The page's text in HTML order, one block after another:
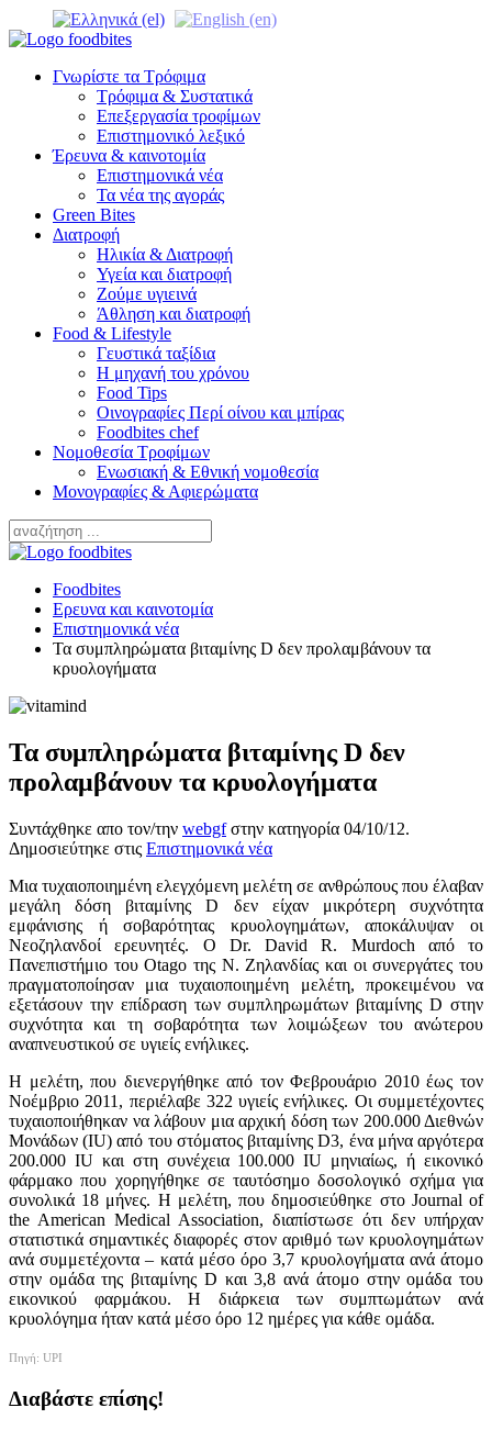
Γνωρίστε τα Τρόφιμα
Τρόφιμα & Συστατικά
Επεξεργασία τροφίμων
Επιστημονικό λεξικό
Έρευνα & καινοτομία
Επιστημονικά νέα
Τα νέα της αγοράς
Green Bites
Διατροφή
Ηλικία & Διατροφή
Υγεία και διατροφή
Ζούμε υγιεινά
Άθληση και διατροφή
Food & Lifestyle
Γευστικά ταξίδια
Η μηχανή του χρόνου
Food Tips
Οινογραφίες Περί οίνου και μπίρας
Foodbites chef
Νομοθεσία Τροφίμων
Ενωσιακή & Εθνική νομοθεσία
Μονογραφίες & Αφιερώματα
Foodbites
Ερευνα και καινοτομία
Επιστημονικά νέα
Τα συμπληρώματα βιταμίνης D δεν προλαμβάνουν τα
κρυολογήματα
Τα συμπληρώματα βιταμίνης D δεν
προλαμβάνουν τα κρυολογήματα
Συντάχθηκε απο τον/την webgfστην κατηγορία 04/10/12.
Δημοσιεύτηκε στις Επιστημονικά νέα
Μια τυχαιοποιημένη ελεγχόμενη μελέτη σε ανθρώπους που έλαβαν
μεγάλη δόση βιταμίνης D δεν είχαν μικρότερη συχνότητα
εμφάνισης ή σοβαρότητας κρυολογημάτων, αποκάλυψαν οι
Νεοζηλανδοί ερευνητές. Ο Dr. David R. Murdoch από το
Πανεπιστήμιο του Otago της Ν. Ζηλανδίας και οι συνεργάτες του
πραγματοποίησαν μια τυχαιοποιημένη μελέτη, προκειμένου να
εξετάσουν την επίδραση των συμπληρωμάτων βιταμίνης D στην
συχνότητα και τη σοβαρότητα των λοιμώξεων του ανώτερου
αναπνευστικού σε υγιείς ενήλικες.
Η μελέτη, που διενεργήθηκε από τον Φεβρουάριο 2010 έως τον
Νοέμβριο 2011, περιέλαβε 322 υγιείς ενήλικες. Οι συμμετέχοντες
τυχαιοποιήθηκαν να λάβουν μια αρχική δόση των 200.000 Διεθνών
Μονάδων (IU) από του στόματος βιταμίνης D3, ένα μήνα αργότερα
200.000 IU και στη συνέχεια 100.000 IU μηνιαίως, ή εικονικό
φάρμακο που χορηγήθηκε σε ταυτόσημο δοσολογικό σχήμα για
συνολικά 18 μήνες. Η μελέτη, που δημοσιεύθηκε στο Journal of
the American Medical Association, διαπίστωσε ότι δεν υπήρχαν
στατιστικά σημαντικές διαφορές στον αριθμό των κρυολογημάτων
ανά συμμετέχοντα – κατά μέσο όρο 3,7 κρυολογήματα ανά άτομο
στην ομάδα της βιταμίνης D και 3,8 ανά άτομο στην ομάδα του
εικονικού φαρμάκου. Η διάρκεια των συμπτωμάτων ανά
κρυολόγημα ήταν κατά μέσο όρο 12 ημέρες για κάθε ομάδα.
Πηγή: UPI
Διαβάστε επίσης!